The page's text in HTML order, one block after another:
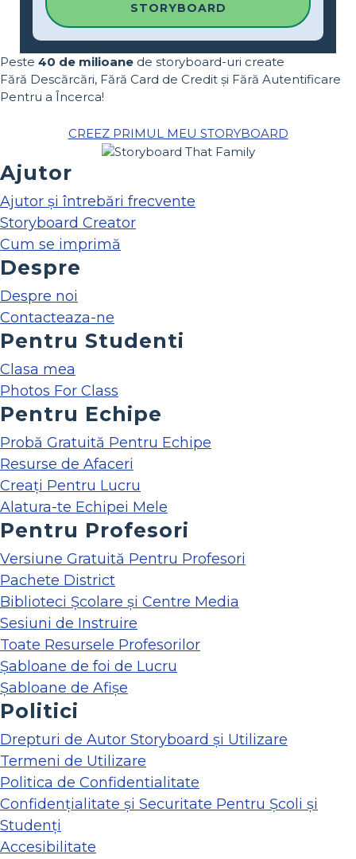
STORYBOARD
Peste 40 de milioane de storyboard-uri create
Fără Descărcări, Fără Card de Credit și Fără Autentificare
Pentru a Încerca!
CREEZ PRIMUL MEU STORYBOARD
Ajutor
Ajutor și întrebări frecvente
Storyboard Creator
Cum se imprimă
Despre
Despre noi
Contacteaza-ne
Pentru Studenti
Clasa mea
Photos For Class
Pentru Echipe
Probă Gratuită Pentru Echipe
Resurse de Afaceri
Creați Pentru Lucru
Alatura-te Echipei Mele
Pentru Profesori
Versiune Gratuită Pentru Profesori
Pachete District
Biblioteci Școlare și Centre Media
Sesiuni de Instruire
Toate Resursele Profesorilor
Șabloane de foi de Lucru
Șabloane de Afișe
Politici
Drepturi de Autor Storyboard și Utilizare
Termeni de Utilizare
Politica de Confidentialitate
Confidențialitate și Securitate Pentru Școli și
Studenți
Accesibilitate